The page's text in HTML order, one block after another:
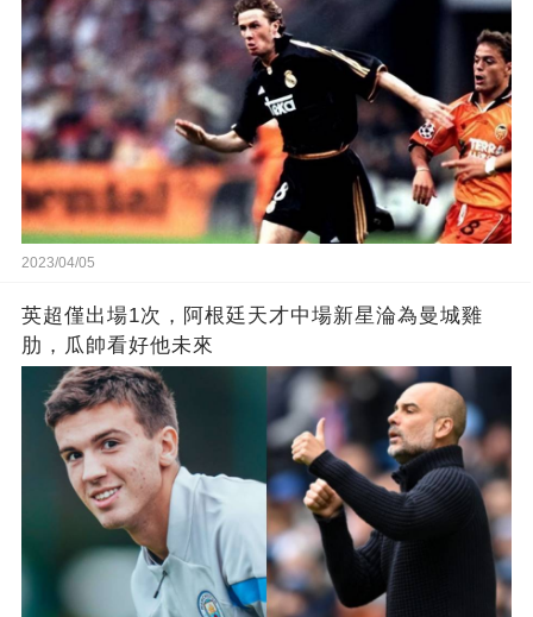
2023/04/05
英超僅出場1次，阿根廷天才中場新星淪為曼城雞
肋，瓜帥看好他未來